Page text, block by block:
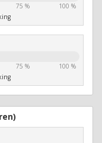
75 %
100 %
75 %
100 %